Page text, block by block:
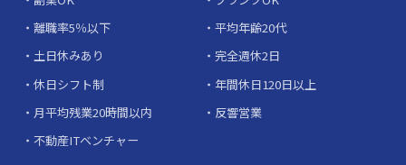
離職率5％以下
平均年齢20代
土日休みあり
完全週休2日
休日シフト制
年間休日120日以上
月平均残業20時間以内
反響営業
不動産ITベンチャー